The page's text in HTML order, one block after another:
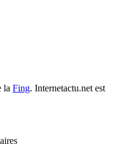
la Fing. Internetactu.net est